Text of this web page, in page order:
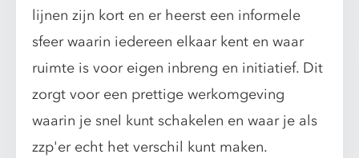
lijnen zijn kort en er heerst een informele
sfeer waarin iedereen elkaar kent en waar
ruimte is voor eigen inbreng en initiatief. Dit
zorgt voor een prettige werkomgeving
waarin je snel kunt schakelen en waar je als
zzp'er echt het verschil kunt maken.